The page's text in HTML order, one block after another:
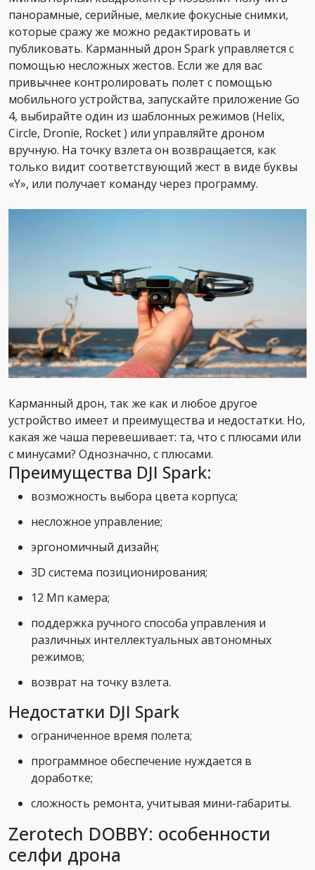
панорамные, серийные, мелкие фокусные снимки,
которые сражу же можно редактировать и
публиковать. Карманный дрон Spark управляется с
помощью несложных жестов. Если же для вас
привычнее контролировать полет с помощью
мобильного устройства, запускайте приложение Go
4, выбирайте один из шаблонных режимов (Helix,
Circle, Dronie, Rocket ) или управляйте дроном
вручную. На точку взлета он возвращается, как
только видит соответствующий жест в виде буквы
«Y», или получает команду через программу.
Карманный дрон, так же как и любое другое
устройство имеет и преимущества и недостатки. Но,
какая же чаша перевешивает: та, что с плюсами или
с минусами? Однозначно, с плюсами.
Преимущества DJI Spark:
возможность выбора цвета корпуса;
несложное управление;
эргономичный дизайн;
3D система позиционирования;
12 Мп камера;
поддержка ручного способа управления и
различных интеллектуальных автономных
режимов;
возврат на точку взлета.
Недостатки DJI Spark
ограниченное время полета;
программное обеспечение нуждается в
доработке;
сложность ремонта, учитывая мини-габариты.
Zerotech DOBBY: особенности
селфи дрона